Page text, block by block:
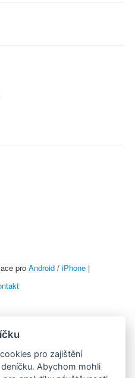
pro Android / iPhone |
pro zajištění
Abychom mohli